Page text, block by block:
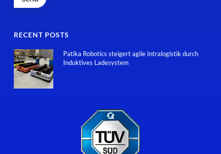
RECENT POSTS
Patika Robotics steigert agile Intralogistik durch
Induktives Ladesystem